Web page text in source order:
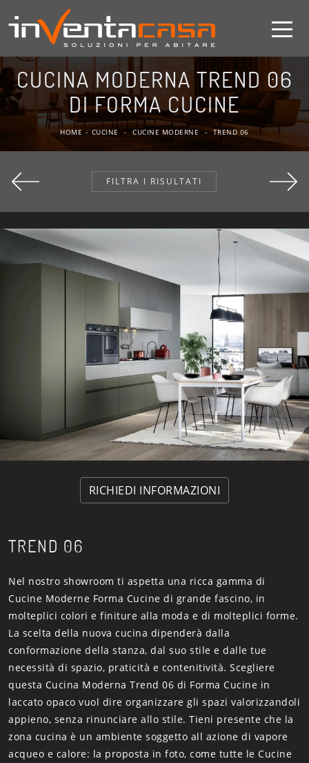
CUCINA MODERNA TREND 06
DI FORMA CUCINE
HOME - CUCINE - CUCINE MODERNE - TREND 06
FILTRA I RISULTATI
RICHIEDI INFORMAZIONI
TREND 06
Nel nostro showroom ti aspetta una ricca gamma di
Cucine Moderne Forma Cucine di grande fascino, in
molteplici colori e finiture alla moda e di molteplici forme.
La scelta della nuova cucina dipenderà dalla
conformazione della stanza, dal suo stile e dalle tue
necessità di spazio, praticità e contenitività. Scegliere
questa Cucina Moderna Trend 06 di Forma Cucine in
laccato opaco vuol dire organizzare gli spazi valorizzandoli
appieno, senza rinunciare allo stile. Tieni presente che la
zona cucina è un ambiente soggetto all azione di vapore
acqueo e calore: la proposta in foto, come tutte le Cucine